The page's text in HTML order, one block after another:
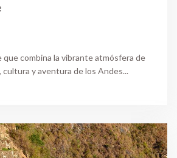
combina la vibrante atmósfera de
cultura y aventura de los Andes...